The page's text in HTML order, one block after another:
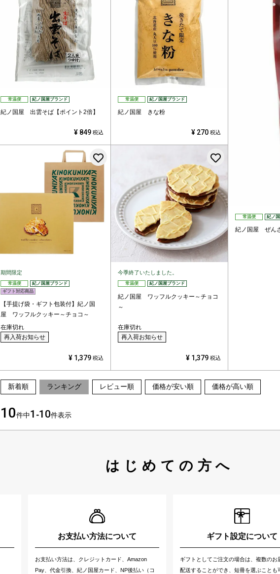
常温便 紀ノ国屋ブランド
紀ノ国屋 出雲そば【ポイント2倍】
¥ 849 税込
常温便 紀ノ国屋ブランド
紀ノ国屋 きな粉
¥ 270 税込
常温便 紀ノ
紀ノ国屋 ぜん
期間限定
常温便
紀ノ国屋ブランド
ギフト対応商品
【手提げ袋・ギフト包装付】紀ノ国
屋 ワッフルクッキー～チョコ～
在庫切れ
再入荷お知らせ
¥ 1,379 税込
今季終了いたしました。
常温便 紀ノ国屋ブランド
紀ノ国屋 ワッフルクッキー～チョコ
～
在庫切れ
再入荷お知らせ
¥ 1,379 税込
新着順 ランキング レビュー順 価格が安い順 価格が高い順
10件中1 -10件表示
はじめての方へ
お支払い方法について
お支払い方法は、クレジットカード、Amazon
Pay、代金引換、紀ノ国屋カード、NP後払い（コ
ギフト設定について
ギフトとしてご注文の場合は、複数のお
配送することができ、短冊を選ぶことも